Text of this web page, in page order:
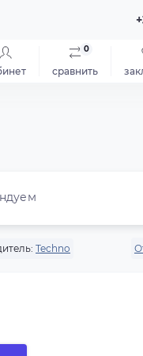
сравнить
0
Techno